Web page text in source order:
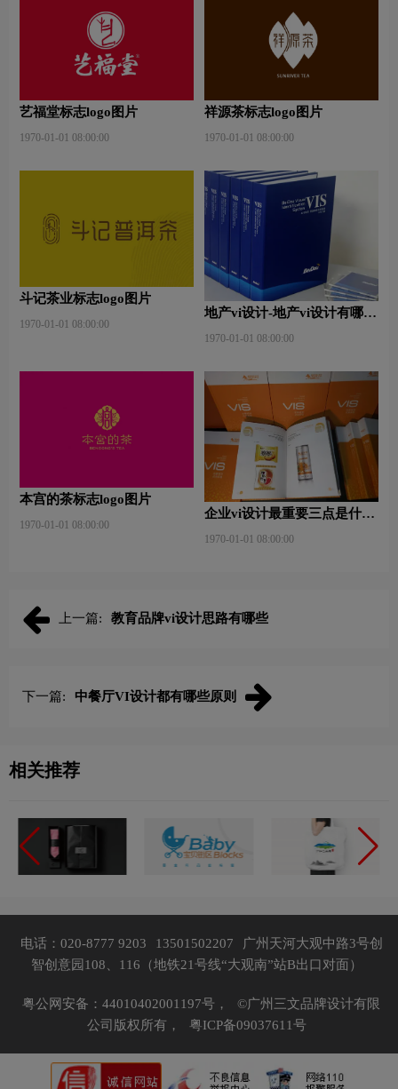
艺福堂标志logo图片
1970-01-01 08:00:00
祥源茶标志logo图片
1970-01-01 08:00:00
斗记茶业标志logo图片
1970-01-01 08:00:00
地产vi设计-地产vi设计有哪些
1970-01-01 08:00:00
本宫的茶标志logo图片
1970-01-01 08:00:00
企业vi设计最重要三点是什
1970-01-01 08:00:00
上一篇: 教育品牌vi设计思路有哪些
下一篇: 中餐厅VI设计都有哪些原则
相关推荐
电话：020-8777 9203 13501502207
广州天河大观中路3号创
智创意园108、116（地铁21号线“大观南”站B出口对面）
粤公网安备：44010402001197号，
©广州三文品牌设计有限
公司版权所有，
粤ICP备09037611号